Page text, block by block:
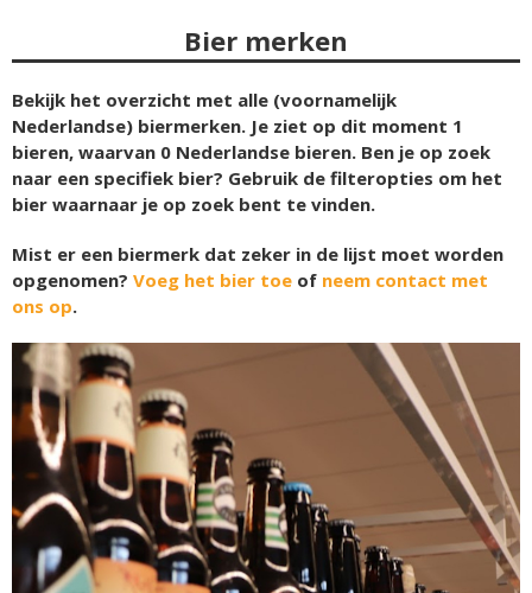
Bier merken
Bekijk het overzicht met alle (voornamelijk
Nederlandse) biermerken. Je ziet op dit moment 1
bieren, waarvan 0 Nederlandse bieren. Ben je op zoek
naar een specifiek bier? Gebruik de filteropties om het
bier waarnaar je op zoek bent te vinden.
Mist er een biermerk dat zeker in de lijst moet worden
opgenomen? Voeg het bier toe of neem contact met
ons op.